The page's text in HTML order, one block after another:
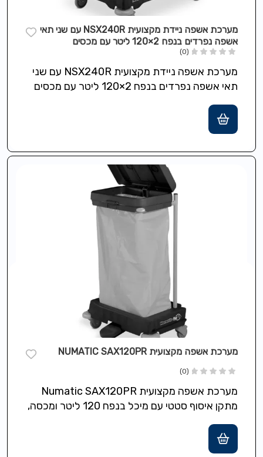
מערכת אשפה ניידת מקצועית NSX240R עם שני תאי
אשפה נפרדים בנפח 2×120 ליטר עם מכסים
(0)
מערכת אשפה ניידת מקצועית NSX240R עם שני
תאי אשפה נפרדים בנפח 2×120 ליטר עם מכסים
מערכת אשפה מקצועית NUMATIC SAX120PR
(0)
מערכת אשפה מקצועית Numatic SAX120PR
מתקן איסוף סטטי עם מיכל בנפח 120 ליטר ומכסה,